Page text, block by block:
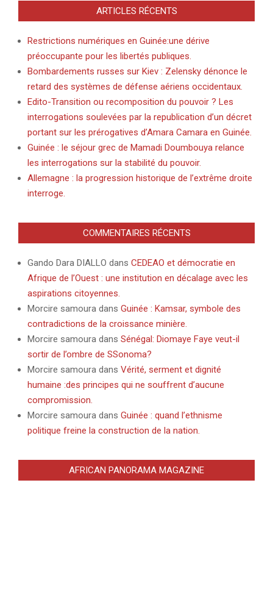
ARTICLES RÉCENTS
Restrictions numériques en Guinée:une dérive
préoccupante pour les libertés publiques.
Bombardements russes sur Kiev : Zelensky dénonce le
retard des systèmes de défense aériens occidentaux.
Edito-Transition ou recomposition du pouvoir ? Les
interrogations soulevées par la republication d’un décret
portant sur les prérogatives d’Amara Camara en Guinée.
Guinée : le séjour grec de Mamadi Doumbouya relance
les interrogations sur la stabilité du pouvoir.
Allemagne : la progression historique de l’extrême droite
interroge.
COMMENTAIRES RÉCENTS
Gando Dara DIALLO dans CEDEAO et démocratie en
Afrique de l’Ouest : une institution en décalage avec les
aspirations citoyennes.
Morcire samoura dans Guinée : Kamsar, symbole des
contradictions de la croissance minière.
Morcire samoura dans Sénégal: Diomaye Faye veut-il
sortir de l’ombre de SSonoma?
Morcire samoura dans Vérité, serment et dignité
humaine :des principes qui ne souffrent d’aucune
compromission.
Morcire samoura dans Guinée : quand l’ethnisme
politique freine la construction de la nation.
AFRICAN PANORAMA MAGAZINE